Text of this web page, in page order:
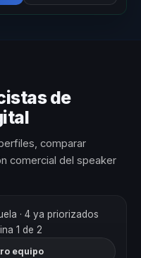
de
comparar
comercial del speaker
· 4 ya priorizados
1 de 2
equipo